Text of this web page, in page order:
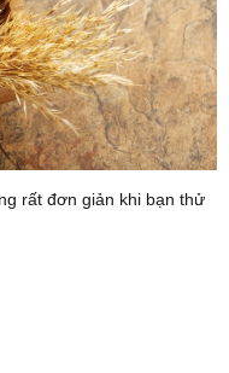
rất đơn giản khi bạn thử